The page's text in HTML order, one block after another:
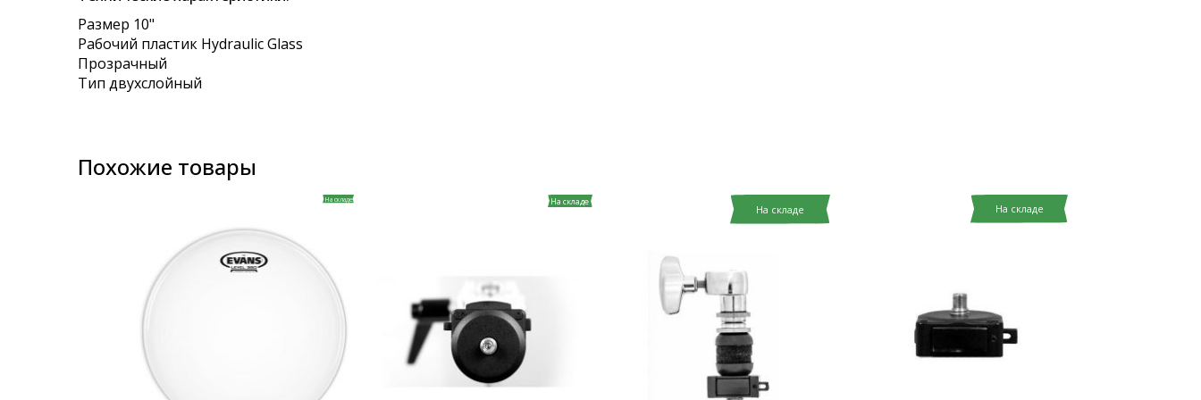
images
gallery
Размер 10"
Рабочий пластик Hydraulic Glass
Прозрачный
Тип двухслойный
Похожие товары
На складе На складе
На складе На складе